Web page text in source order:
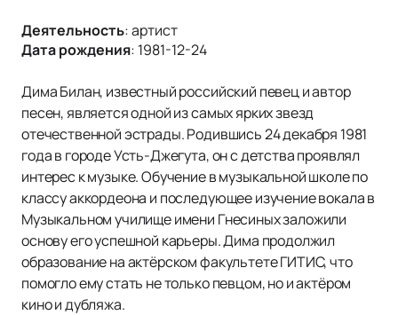
Деятельность:артист
Дата рождения: 1981-12-24
Дима Билан, известный российский певец и автор
песен, является одной из самых ярких звезд
отечественной эстрады. Родившись 24 декабря 1981
года в городе Усть-Джегута, он с детства проявлял
интерес к музыке. Обучение в музыкальной школе по
классу аккордеона и последующее изучение вокала в
Музыкальном училище имени Гнесиных заложили
основу его успешной карьеры. Дима продолжил
образование на актёрском факультете ГИТИС, что
помогло ему стать не только певцом, но и актёром
кино и дубляжа.